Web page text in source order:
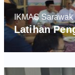
Latihan
IKMAS Sarawak